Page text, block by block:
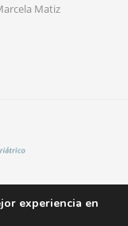
Matiz
experiencia en